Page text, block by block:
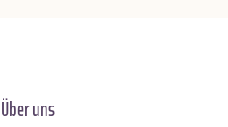
Über uns